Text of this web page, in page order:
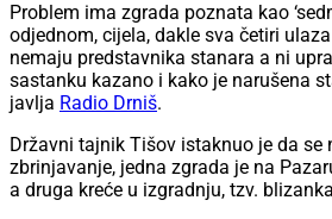
Problem ima zgrada poznata kao
odjednom, cijela, dakle sva četiri
nemaju predstavnika stanara a ni
sastanku kazano i kako je narušena
javlja Radio Drniš.
Državni tajnik Tišov istaknuo je da
zbrinjavanje, jedna zgrada je na
a druga kreće u izgradnju, tzv.